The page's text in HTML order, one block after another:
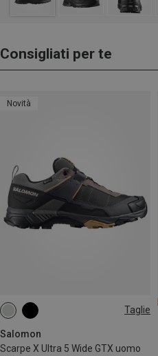
Consigliati per te
Novità
Taglie
Salomon
Scarpe X Ultra 5 Wide GTX uomo